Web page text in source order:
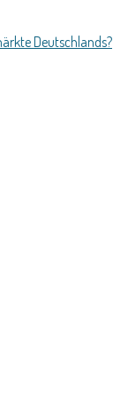
Deutschlands?